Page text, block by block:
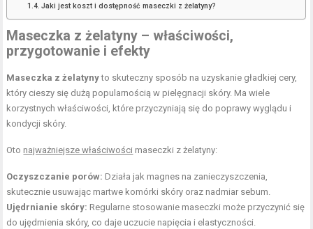
Jaki jest koszt i dostępność maseczki z żelatyny?
Maseczka z żelatyny – właściwości,
przygotowanie i efekty
Maseczka z żelatynyto skuteczny sposób na uzyskanie gładkiej cery,
który cieszy się dużą popularnością w pielęgnacji skóry. Ma wiele
korzystnych właściwości, które przyczyniają się do poprawy wyglądu i
kondycji skóry.
Oto najważniejsze właściwości maseczki z żelatyny:
Oczyszczanie porów: Działa jak magnes na zanieczyszczenia,
skutecznie usuwając martwe komórki skóry oraz nadmiar sebum.
Ujędrnianie skóry: Regularne stosowanie maseczki może przyczynić się
do ujędrnienia skóry, co daje uczucie napięcia i elastyczności.